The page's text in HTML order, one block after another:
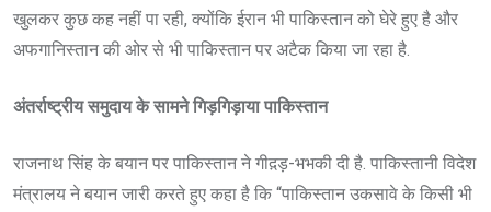
खुलकर कुछ कह नहीं पा रही, क्योंकि ईरान भी पाकिस्तान को घेरे हुए है और
अफगानिस्तान की ओर से भी पाकिस्तान पर अटैक किया जा रहा है.
अंतर्राष्ट्रीय समुदाय के सामने गिड़गिड़ाया पाकिस्तान
राजनाथ सिंह के बयान पर पाकिस्तान ने गीद़ड़-भभकी दी है. पाकिस्तानी विदेश
मंत्रालय ने बयान जारी करते हुए कहा है कि “पाकिस्तान उकसावे के किसी भी